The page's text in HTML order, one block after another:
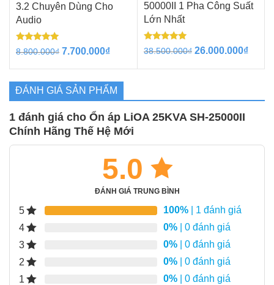
3.2 Chuyên Dùng Cho
Audio
Được xếp
hạng
5 sao
8.800.000₫ Giá
8.800.000₫.
7.700.000₫Giá
là:
7.700.000₫.
50000II 1 Pha Công Suất
Lớn Nhất
Được xếp
hạng
5 sao
38.500.000₫ Giá
26.000.000₫Giá
ĐÁNH GIÁ SẢN PHẨM
1 đánh giá cho Ổn áp LiOA 25KVA SH-25000II
Chính Hãng Thế Hệ Mới
5.0
ĐÁNH GIÁ TRUNG BÌNH
5 100% | 1 đánh giá
4
0% | 0 đánh giá
3
0% | 0 đánh giá
2
0% | 0 đánh giá
1
0% | 0 đánh giá